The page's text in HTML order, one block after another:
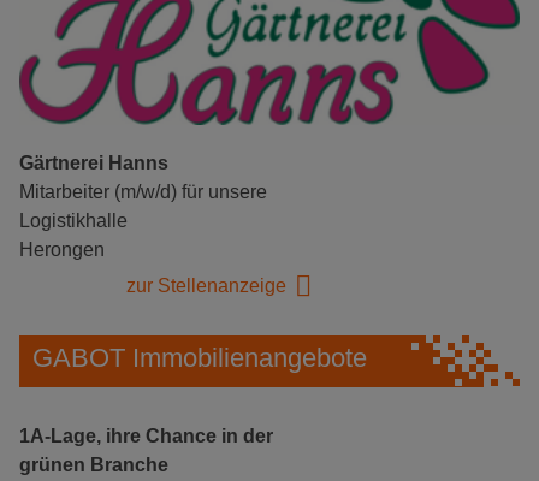
Gärtnerei Hanns
Mitarbeiter (m/w/d) für unsere
Logistikhalle
Herongen
zur Stellenanzeige
GABOT Immobilienangebote
1A-Lage, ihre Chance in der
grünen Branche